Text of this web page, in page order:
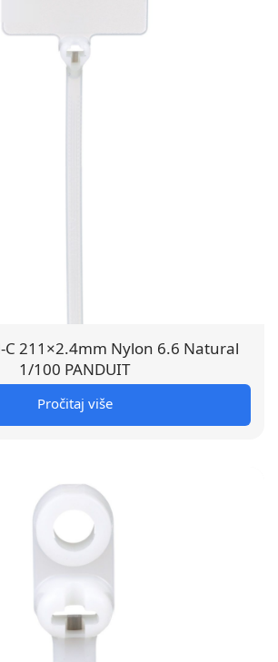
C 211×2.4mm Nylon 6.6 Natural
1/100 PANDUIT
Pročitaj više